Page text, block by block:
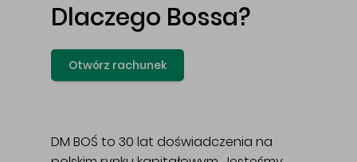
Dlaczego Bossa?
Otwórz rachunek
DM BOŚ to 30 lat doświadczenia na